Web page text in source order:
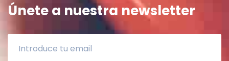
Únete a nuestra newsletter